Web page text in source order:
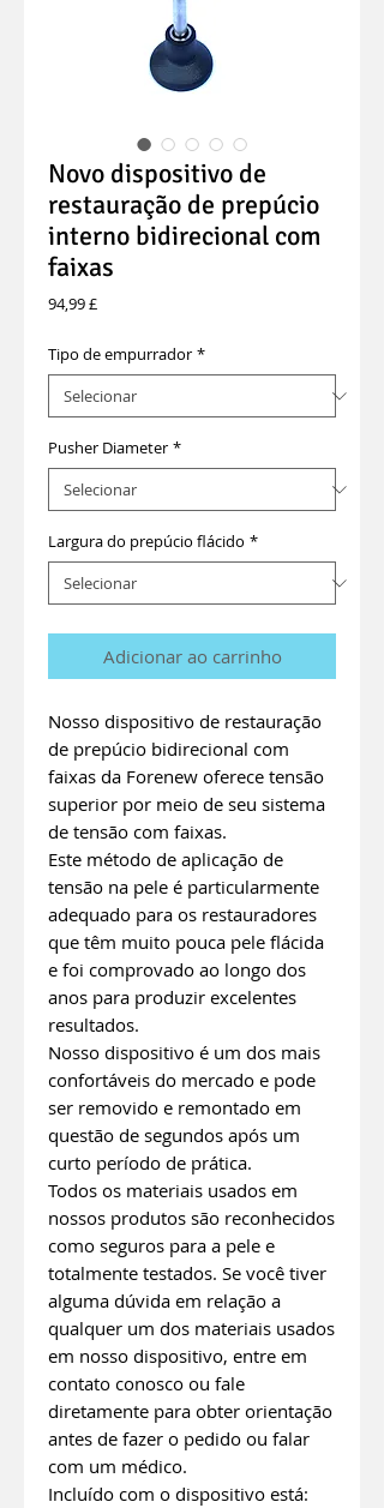
Novo dispositivo de
restauração de prepúcio
interno bidirecional com
faixas
94,99 £Preço
Tipo de empurrador *
Pusher Diameter *
Largura do prepúcio flácido *
Adicionar ao carrinho
Nosso dispositivo de restauração
de prepúcio bidirecional com
faixas da Forenew oferece tensão
superior por meio de seu sistema
de tensão com faixas.
Este método de aplicação de
tensão na pele é particularmente
adequado para os restauradores
que têm muito pouca pele flácida
e foi comprovado ao longo dos
anos para produzir excelentes
resultados.
Nosso dispositivo é um dos mais
confortáveis do mercado e pode
ser removido e remontado em
questão de segundos após um
curto período de prática.
Todos os materiais usados em
nossos produtos são reconhecidos
como seguros para a pele e
totalmente testados. Se você tiver
alguma dúvida em relação a
qualquer um dos materiais usados
em nosso dispositivo, entre em
contato conosco ou fale
diretamente para obter orientação
antes de fazer o pedido ou falar
com um médico.
Incluído com o dispositivo está: